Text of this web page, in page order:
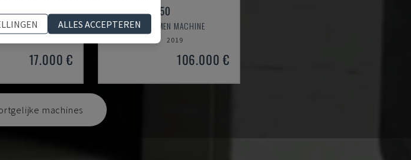
WRD N
MACHINE
17.000 €
ESYM M3 1350
CMS - ONTBRAMEN MACHINE
2019
106.000 €
machines
ALLES ACCEPTEREN